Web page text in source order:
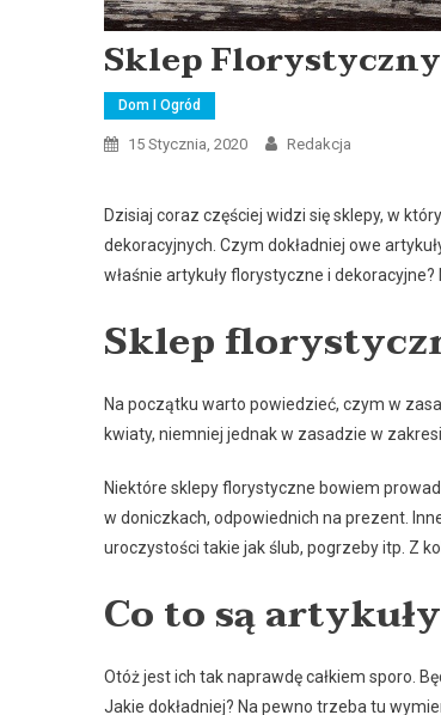
Sklep
Dom I Ogród
15 Stycznia, 2020 Redakcja
Dzisiaj coraz częściej widzi się sklepy, w
dekoracyjnych. Czym dokładniej owe
właśnie artykuły florystyczne i
Sklep
Na początku warto powiedzieć, czym w
kwiaty, niemniej jednak w zasadzie w
Niektóre sklepy florystyczne bowiem
w doniczkach, odpowiednich na prezent.
uroczystości takie jak ślub, pogrzeby itp. Z
Co to są
Otóż jest ich tak naprawdę całkiem sporo.
Jakie dokładniej? Na pewno trzeba tu